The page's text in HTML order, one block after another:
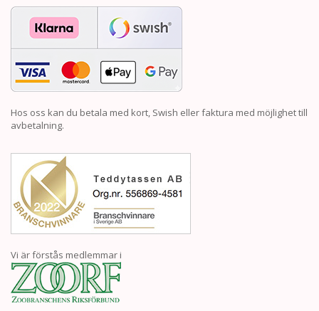
Hos oss kan du betala med kort, Swish eller faktura med möjlighet till
avbetalning.
Vi är förstås medlemmar i